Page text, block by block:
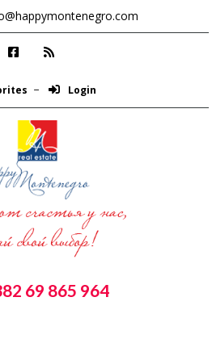
Login
69 865 964